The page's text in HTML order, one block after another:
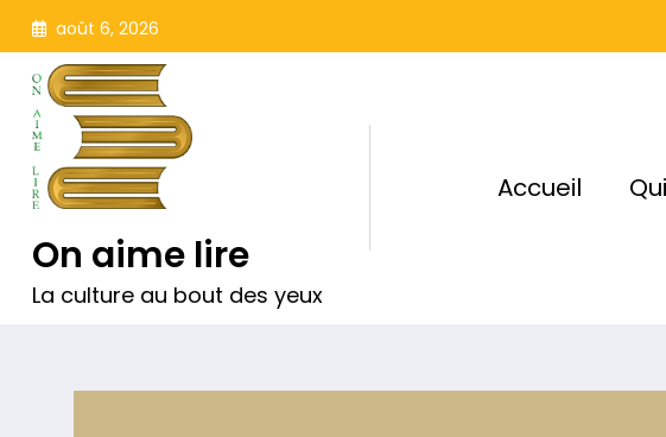
Aller
contenu
août 6, 2026
On aime lire
La culture au bout des yeux
Accueil